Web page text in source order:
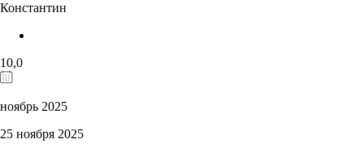
Константин
10,0
ноябрь 2025
25 ноября 2025